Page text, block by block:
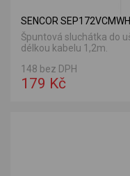
SENCOR
Špuntová sluchátka do
délkou kabelu 1,2m.
148 bez DPH
179 Kč